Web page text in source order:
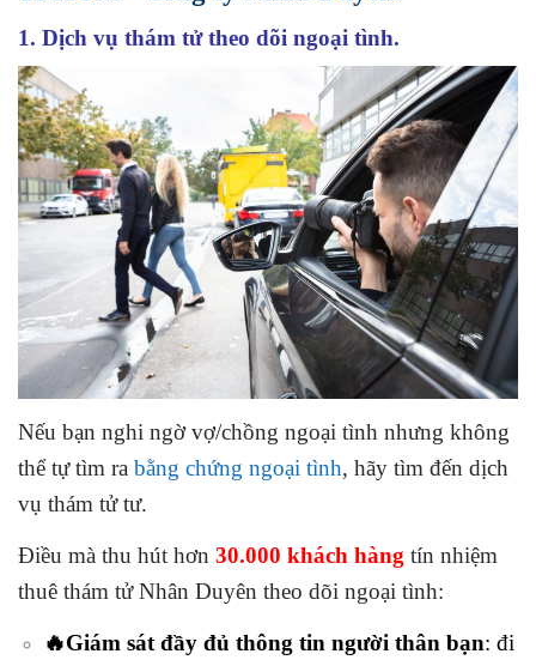
1. Dịch vụ thám tử theo dõi ngoại tình.
Nếu bạn nghi ngờ vợ/chồng ngoại tình nhưng không
thể tự tìm ra bằng chứng ngoại tình, hãy tìm đến dịch
vụ thám tử tư.
Điều mà thu hút hơn 30.000 khách hàng tín nhiệm
thuê thám tử Nhân Duyên theo dõi ngoại tình:
🔥Giám sát đầy đủ thông tin người thân bạn: đi